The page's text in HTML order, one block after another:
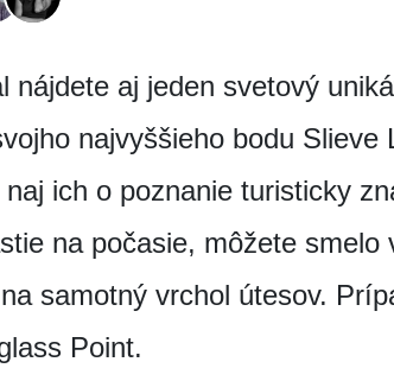
nájdete aj jeden svetový
najvyššieho bodu Slieve
ich o poznanie turisticky
na počasie, môžete smelo
samotný vrchol útesov.
Point.